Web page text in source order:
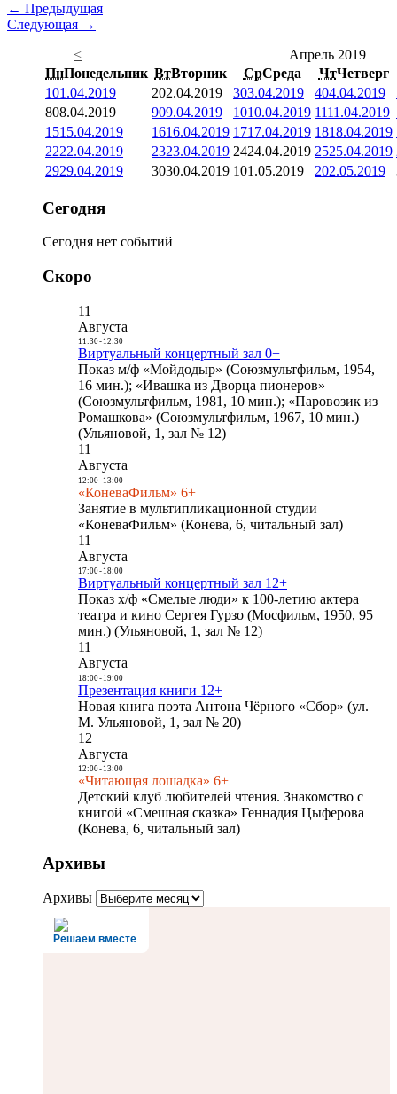
← Предыдущая
Следующая →
<
Апрель 2019
ПнПонедельник ВтВторник СрСреда ЧтЧетверг
101.04.2019 202.04.2019 303.04.2019 404.04.2019
808.04.2019 909.04.2019 1010.04.2019 1111.04.2019
1515.04.2019 1616.04.2019 1717.04.2019 1818.04.2019
2222.04.2019 2323.04.2019 2424.04.2019 2525.04.2019
2929.04.2019 3030.04.2019 101.05.2019 202.05.2019
Сегодня
Сегодня нет событий
Скоро
11
Августа
11:30- 12:30
Виртуальный концертный зал 0+
Показ м/ф «Мойдодыр» (Союзмультфильм, 1954,
16 мин.); «Ивашка из Дворца пионеров»
(Союзмультфильм, 1981, 10 мин.); «Паровозик из
Ромашкова» (Союзмультфильм, 1967, 10 мин.)
(Ульяновой, 1, зал № 12)
11
Августа
12:00- 13:00
«КоневаФильм» 6+
Занятие в мультипликационной студии
«КоневаФильм» (Конева, 6, читальный зал)
11
Августа
17:00- 18:00
Виртуальный концертный зал 12+
Показ х/ф «Смелые люди» к 100-летию актера
театра и кино Сергея Гурзо (Мосфильм, 1950, 95
мин.) (Ульяновой, 1, зал № 12)
11
Августа
18:00- 19:00
Презентация книги 12+
Новая книга поэта Антона Чёрного «Сбор» (ул.
М. Ульяновой, 1, зал № 20)
12
Августа
12:00- 13:00
«Читающая лошадка» 6+
Детский клуб любителей чтения. Знакомство с
книгой «Смешная сказка» Геннадия Цыферова
(Конева, 6, читальный зал)
Архивы
Архивы
Решаем вместе